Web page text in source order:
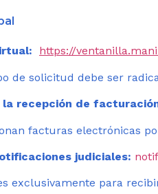
https://
de solicitud debe ser
la recepción de
facturas electrónicas
judiciales:
exclusivamente para